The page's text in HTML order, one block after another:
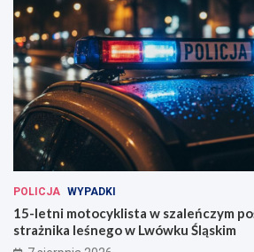
POLICJA WYPADKI
15-letni motocyklista w szaleńczym
strażnika leśnego w Lwówku Śląskim